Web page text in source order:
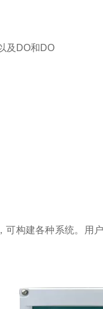
及DO和DO
构建各种系统。
用